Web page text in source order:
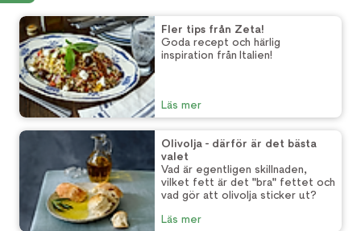
Fler tips från Zeta!
Goda recept och härlig
inspiration från Italien!
Läs mer
Olivolja - därför är det bästa
valet
Vad är egentligen skillnaden,
vilket fett är det "bra" fettet och
vad gör att olivolja sticker ut?
Läs mer